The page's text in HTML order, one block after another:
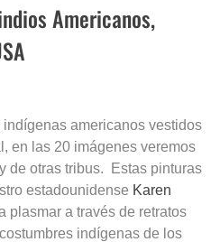
surrealista
Americanos,
americanos vestidos
en las 20 imágenes veremos
de otras tribus.
Estas pinturas
estadounidense Karen
plasmar a través de retratos
indígenas de los